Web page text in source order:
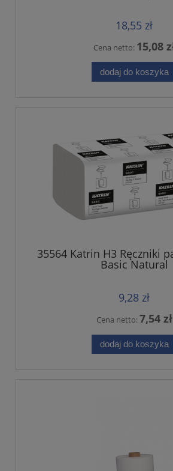
18,55 zł
Cena netto: 15,08
dodaj do koszyka
35564 Katrin H3 Ręczniki
Basic Natural
9,28 zł
Cena netto:7,54 zł
dodaj do koszyka